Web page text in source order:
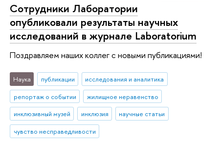
Сотрудники Лаборатории
опубликовали результаты научных
исследований в журнале Laboratorium
Поздравляем наших коллег с новыми публикациями!
Наука публикации
исследования и аналитика
репортаж о событии
жилищное неравенство
инклюзивный музей
инклюзия
научные статьи
чувство несправедливости